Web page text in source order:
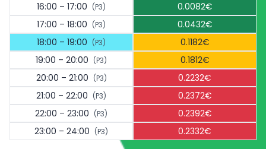
16:00 – 17:00 (P3)
0.0082€
17:00 – 18:00 (P3)
0.0432€
18:00 – 19:00 (P3)
0.1182€
19:00 – 20:00 (P3)
0.1812€
20:00 – 21:00 (P3)
0.2232€
21:00 – 22:00 (P3)
0.2372€
22:00 – 23:00 (P3)
0.2392€
23:00 – 24:00 (P3) 0.2332€